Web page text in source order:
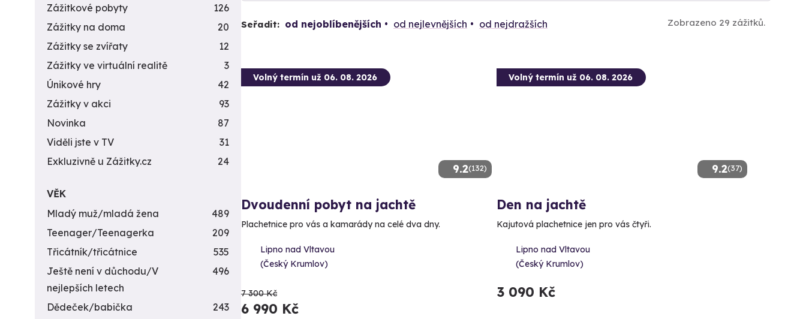
Seřadit: od nejoblíbenějších od nejlevnějších od nejdražších Zobrazeno 29 zážitků.
9.2(132)
Volný termín už 06. 08. 2026
Dvoudenní pobyt na jachtě
Plachetnice pro vás a kamarády na celé dva dny.
Lipno nad Vltavou
(Český Krumlov)
7 300 Kč
6 990 Kč
9.2(37)
Volný termín už 06. 08. 2026
Den na jachtě
Kajutová plachetnice jen pro vás čtyři.
Lipno nad Vltavou
(Český Krumlov)
3 090 Kč
Zážitkové pobyty
126
Zážitky na doma
20
Zážitky se zvířaty
12
Zážitky ve virtuální realitě
3
Únikové hry
42
Zážitky v akci
93
Novinka
87
Viděli jste v TV
31
Exkluzivně u Zážitky.cz
24
VĚK
Mladý muž/mladá žena
489
Teenager/Teenagerka
209
Třicátník/třicátnice
535
Ještě není v důchodu/V
nejlepších letech
496
Dědeček/babička
243